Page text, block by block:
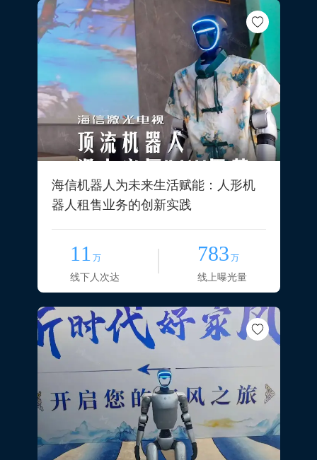
海信机器人为未来生活赋能：人形机
器人租售业务的创新实践
11 万
线下人次达
783 万
线上曝光量